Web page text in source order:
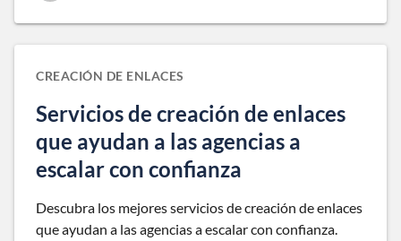
CREACIÓN DE ENLACES
Servicios de creación de enlaces
que ayudan a las agencias a
escalar con confianza
Descubra los mejores servicios de creación de enlaces
que ayudan a las agencias a escalar con confianza.